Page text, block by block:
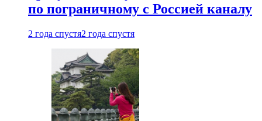
по пограничному с Россией каналу
2 года спустя2 года спустя